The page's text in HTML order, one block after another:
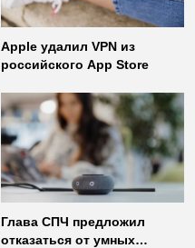
Apple удалил VPN из
российского App Store
Глава СПЧ предложил
отказаться от умных